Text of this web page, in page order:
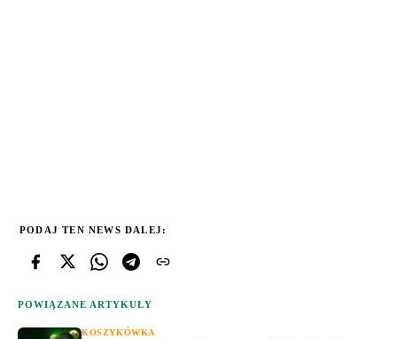
PODAJ TEN NEWS DALEJ:
POWIĄZANE ARTYKUŁY
KOSZYKÓWKA